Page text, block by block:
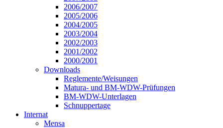
2006/2007
2005/2006
2004/2005
2003/2004
2002/2003
2001/2002
2000/2001
Downloads
Reglemente/Weisungen
Matura- und BM-WDW-Prüfungen
BM-WDW-Unterlagen
Schnuppertage
Internat
Mensa